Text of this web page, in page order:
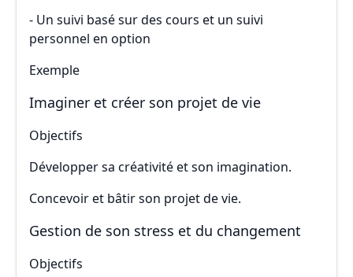
- Un suivi basé sur des cours et un suivi
personnel en option
Exemple
Imaginer et créer son projet de vie
Objectifs
Développer sa créativité et son imagination.
Concevoir et bâtir son projet de vie.
Gestion de son stress et du changement
Objectifs